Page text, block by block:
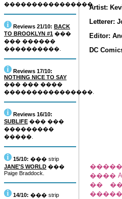
����������������.
Reviews 21/10: BACK
TO BROOKLYN #1 ���
��� ������
����������.
Reviews 17/10:
NOTHING NICE TO SAY
��� ��� ����
����������������.
Reviews 16/10:
SUBLIFE ��� ���
���������
�����.
15/10: ��� strip
JANE'S WORLD ���
Paige Braddock.
14/10: ��� strip
Artist:
Letterer:
Editor:
DC
����
��